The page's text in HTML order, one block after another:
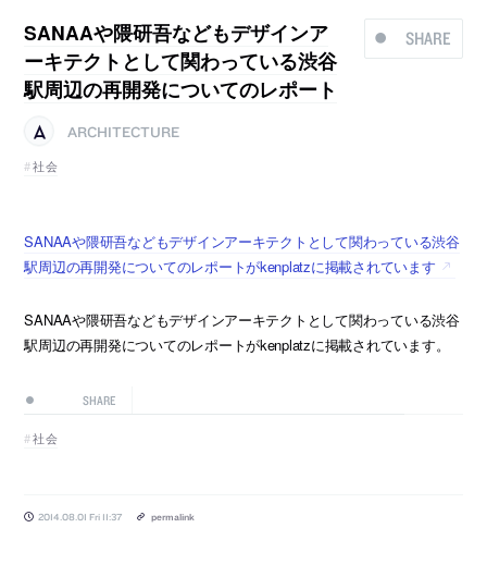
SHARE
SANAAや隈研吾などもデザインア
ーキテクトとして関わっている渋谷
駅周辺の再開発についてのレポート
ARCHITECTURE
社会
SANAAや隈研吾などもデザインアーキテクトとして関わっている渋谷
駅周辺の再開発についてのレポートがkenplatzに掲載されています
SANAAや隈研吾などもデザインアーキテクトとして関わっている渋谷
駅周辺の再開発についてのレポートがkenplatzに掲載されています。
SHARE
社会
2014.08.01 Fri 11:37 permalink